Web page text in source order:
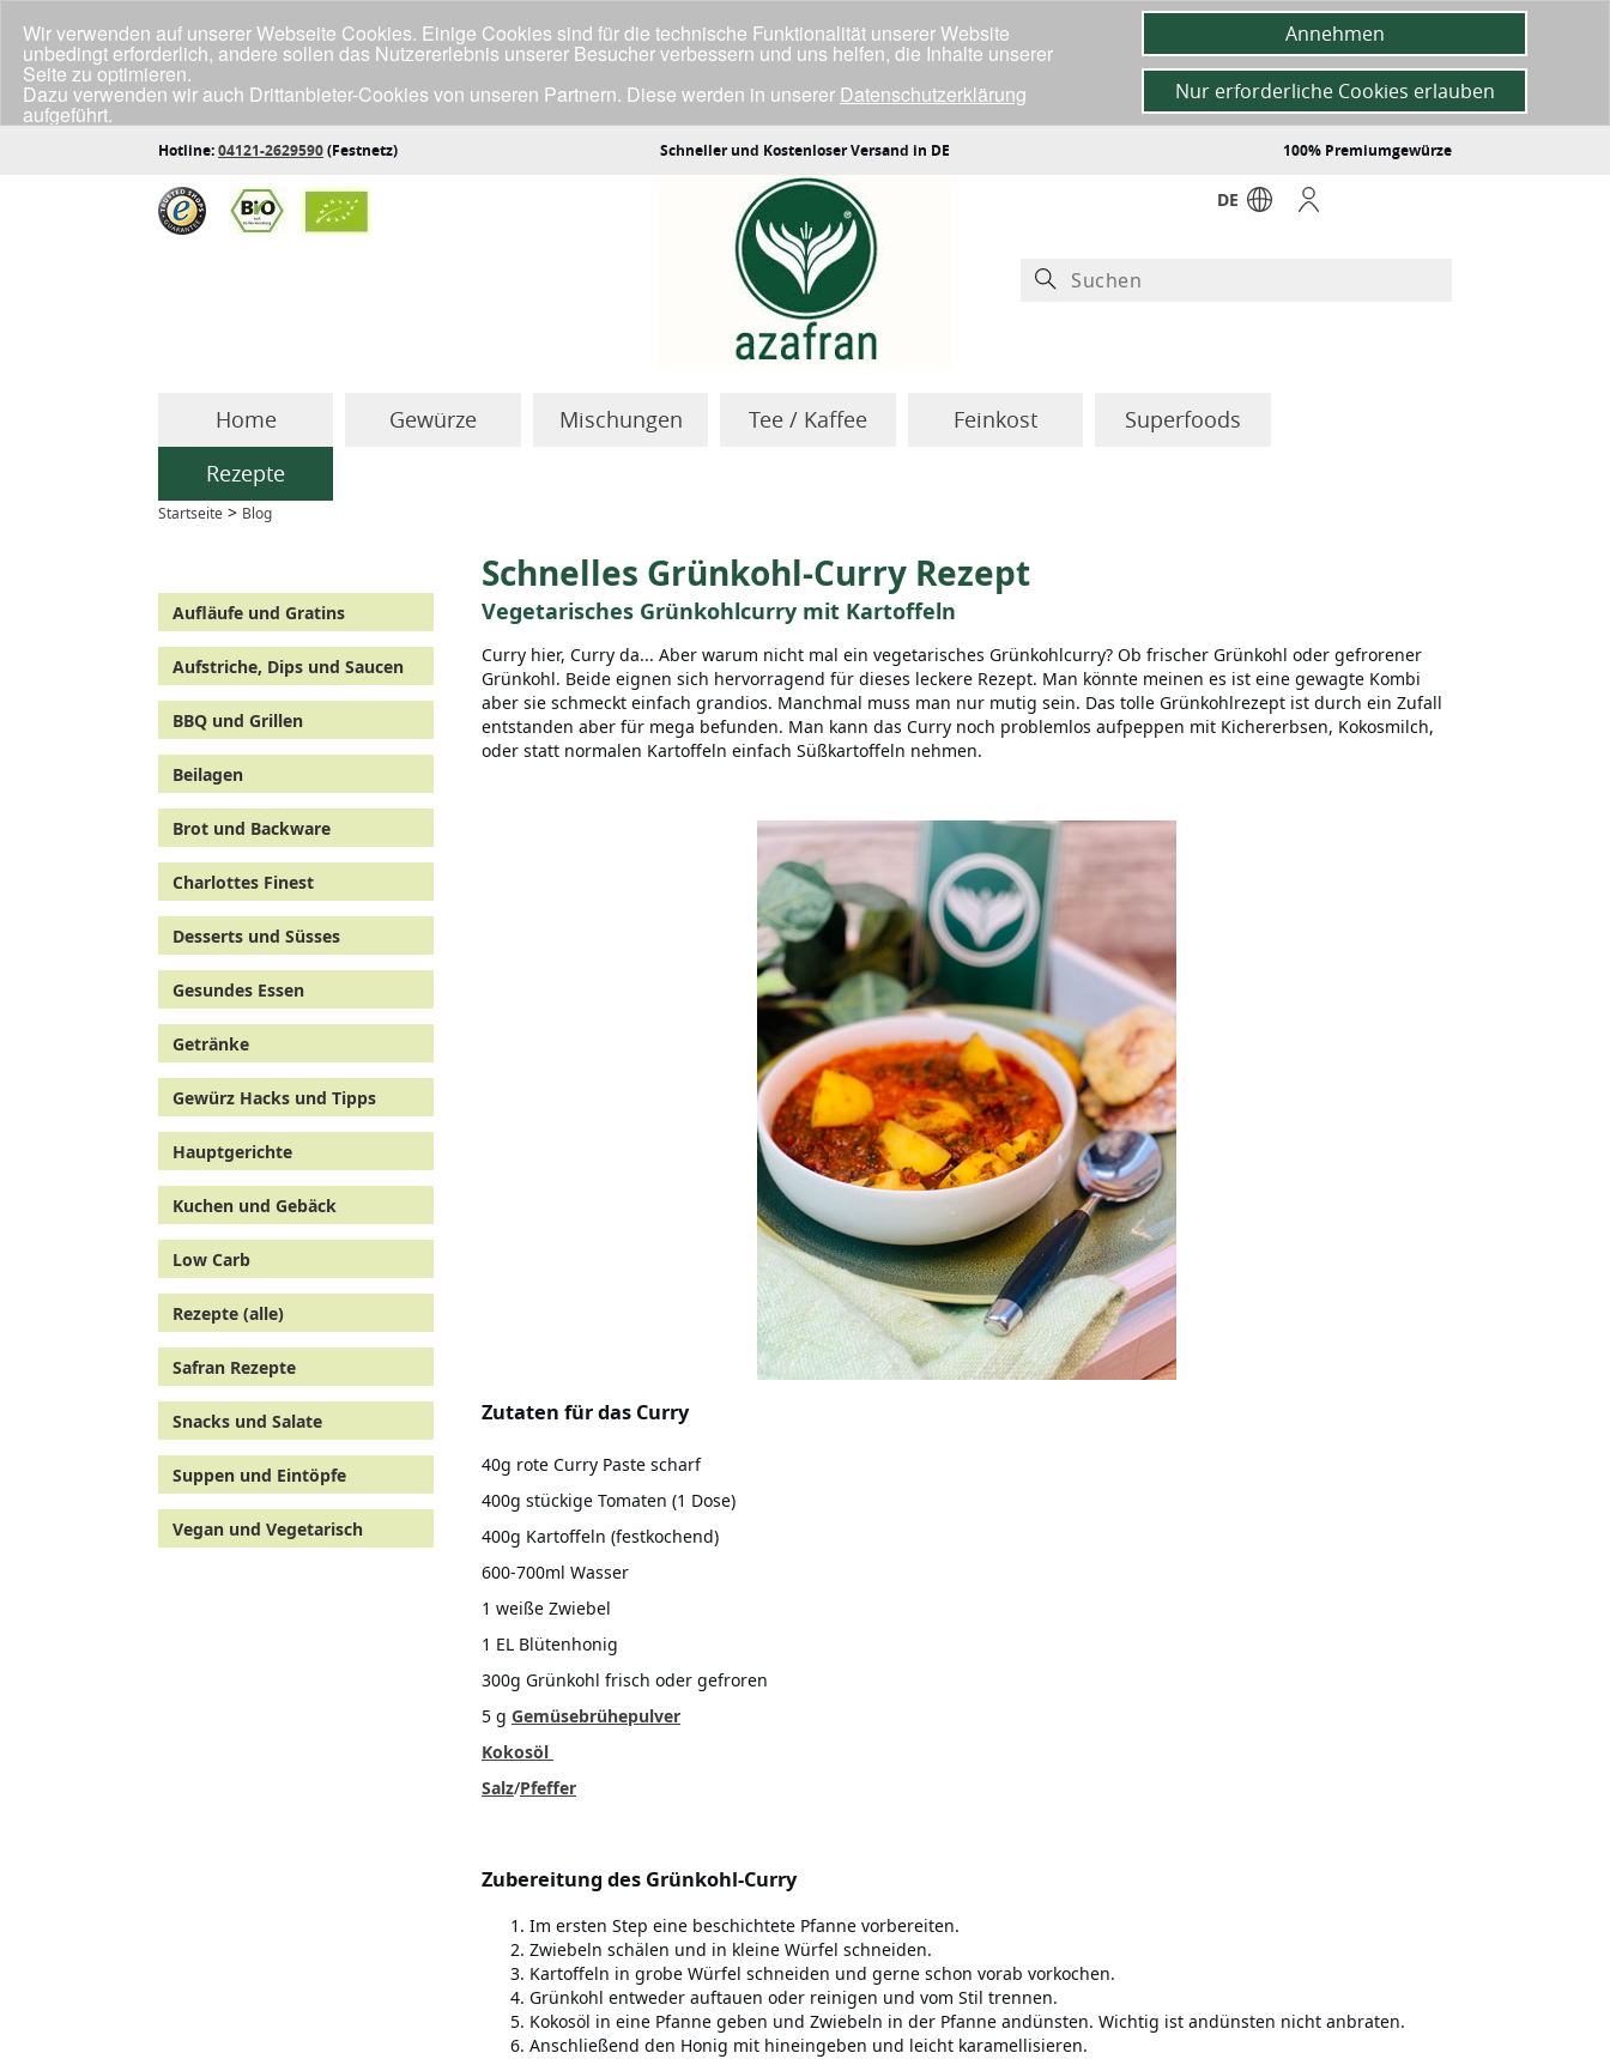
Hotline:04121-2629590(Festnetz) Schneller und Kostenloser Versand in DE 100% Premiumgewürze
DE
Home Gewürze Mischungen Tee / Kaffee Feinkost
Superfoods
Rezepte
Startseite > Blog
Aufläufe und Gratins
Aufstriche, Dips und Saucen
BBQ und Grillen
Beilagen
Brot und Backware
Charlottes Finest
Desserts und Süsses
Gesundes Essen
Getränke
Gewürz Hacks und Tipps
Hauptgerichte
Kuchen und Gebäck
Low Carb
Rezepte (alle)
Safran Rezepte
Snacks und Salate
Suppen und Eintöpfe
Vegan und Vegetarisch
Schnelles Grünkohl-Curry Rezept
Vegetarisches Grünkohlcurry mit Kartoffeln
Curry hier, Curry da... Aber warum nicht mal ein vegetarisches Grünkohlcurry? Ob frischer Grünkohl oder gefrorener
Grünkohl. Beide eignen sich hervorragend für dieses leckere Rezept. Man könnte meinen es ist eine gewagte Kombi
aber sie schmeckt einfach grandios. Manchmal muss man nur mutig sein. Das tolle Grünkohlrezept ist durch ein Zufall
entstanden aber für mega befunden. Man kann das Curry noch problemlos aufpeppen mit Kichererbsen, Kokosmilch,
oder statt normalen Kartoffeln einfach Süßkartoffeln nehmen.
Zutaten für das Curry
40g rote Curry Paste scharf
400g stückige Tomaten (1 Dose)
400g Kartoffeln (festkochend)
600-700ml Wasser
1 weiße Zwiebel
1 EL Blütenhonig
300g Grünkohl frisch oder gefroren
5 g Gemüsebrühepulver
Kokosöl
Salz/Pfeffer
Zubereitung des Grünkohl-Curry
Im ersten Step eine beschichtete Pfanne vorbereiten.
Zwiebeln schälen und in kleine Würfel schneiden.
Kartoffeln in grobe Würfel schneiden und gerne schon vorab vorkochen.
Grünkohl entweder auftauen oder reinigen und vom Stil trennen.
Kokosöl in eine Pfanne geben und Zwiebeln in der Pfanne andünsten. Wichtig ist andünsten nicht anbraten.
Anschließend den Honig mit hineingeben und leicht karamellisieren.
Wir verwenden auf unserer Webseite Cookies. Einige Cookies sind für die technische Funktionalität unserer Website
unbedingt erforderlich, andere sollen das Nutzererlebnis unserer Besucher verbessern und uns helfen, die Inhalte unserer
Seite zu optimieren.
Dazu verwenden wir auch Drittanbieter-Cookies von unseren Partnern. Diese werden in unserer Datenschutzerklärung
aufgeführt.
Klicke unten auf "Annehmen", wenn du mit der Verwendung aller Cookies einverstanden bist.
Annehmen
Nur erforderliche Cookies erlauben